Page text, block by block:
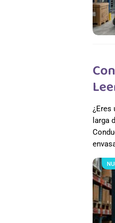
¿Eres
larga